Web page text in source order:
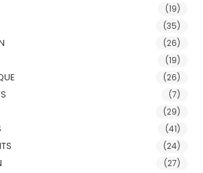
(19)
(35)
(26)
(19)
(26)
(7)
(29)
(41)
(24)
(27)